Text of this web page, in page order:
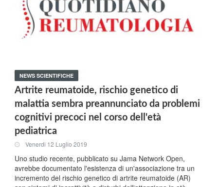
NEWS SCIENTIFICHE
Artrite reumatoide, rischio genetico di
malattia sembra preannunciato da problemi
cognitivi precoci nel corso dell'età
pediatrica
Venerdi 12 Luglio 2019
Uno studio recente, pubblicato su Jama Network Open,
avrebbe documentato l'esistenza di un'associazione tra un
incremento del rischio genetico di artrite reumatoide (AR)